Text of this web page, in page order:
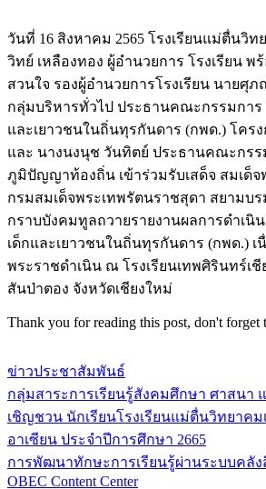
วันที่ 16 สิงหาคม 2565 โรงเรียนแม่ตื่นวิ
วิทย์ เหลืองทอง ผู้อำนวยการ โรงเรียน
สวนใจ รองผู้อำนวยการโรงเรียน นายศุ
กลุ่มบริหารทั่วไป ประธานคณะกรรมการ
และเยาวชนในถิ่นทุรกันดาร (กพด.) โคร
และ นางนงนุช วันทิตย์ ประธานคณะกร
ภูมิปัญญาท้องถิ่น เข้าร่วมรับเสด็จ สมเด็จ
กรมสมเด็จพระเทพรัตนราชสุดา สยามบ
กราบบังคมทูลถวายรายงานผลการดำเนิ
เด็กและเยาวชนในถิ่นทุรกันดาร (กพด.) เ
พระราชดำเนิน ณ โรงเรียนเทพศิรินทร์เชี
สันป่าตอง จังหวัดเชียงใหม่
Thank you for reading this post, don't forget
ข่าวประชาสัมพันธ์
แนะแนว
เรื่อง
กลุ่มสาระการเรียนรู้สังคมศึกษา ศาสนา
เชิญชวน นักเรียนโรงเรียนแม่ตื่นวิทยาค
อาเซียน ประจำปีการศึกษา 2665
การพัฒนาทักษะการเรียนรู้ผ่านระบบคลั
OBEC Content Center